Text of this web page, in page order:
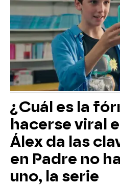
¿Cuál es la
hacerse viral
Álex da las
en Padre no
uno, la serie